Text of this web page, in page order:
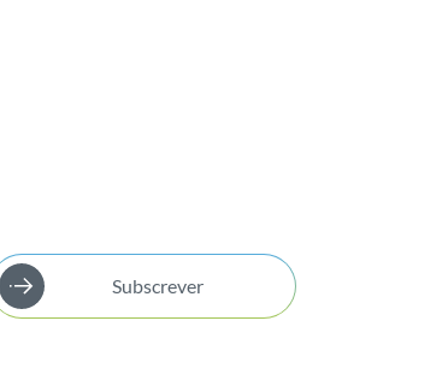
Subscrever